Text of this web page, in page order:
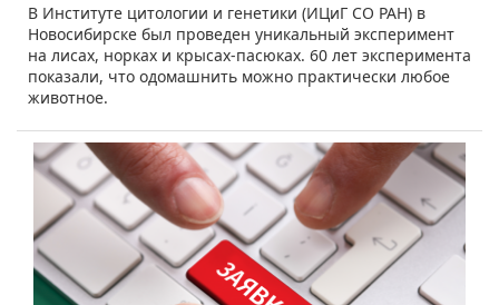
​В Институте цитологии и генетики (ИЦиГ СО РАН) в
Новосибирске был проведен уникальный эксперимент
на лисах, норках и крысах-пасюках. 60 лет эксперимента
показали, что одомашнить можно практически любое
животное.